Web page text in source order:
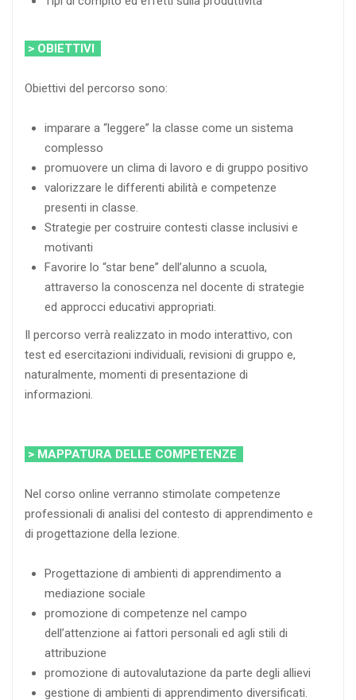
> OBIETTIVI
Obiettivi del percorso sono:
imparare a “leggere” la classe come un sistema
complesso
promuovere un clima di lavoro e di gruppo positivo
valorizzare le differenti abilità e competenze
presenti in classe.
Strategie per costruire contesti classe inclusivi e
motivanti
Favorire lo “star bene” dell’alunno a scuola,
attraverso la conoscenza nel docente di strategie
ed approcci educativi appropriati.
Il percorso verrà realizzato in modo interattivo, con
test ed esercitazioni individuali, revisioni di gruppo e,
naturalmente, momenti di presentazione di
informazioni.
> MAPPATURA DELLE COMPETENZE
Nel corso online verranno stimolate competenze
professionali di analisi del contesto di apprendimento e
di progettazione della lezione.
Progettazione di ambienti di apprendimento a
mediazione sociale
promozione di competenze nel campo
dell’attenzione ai fattori personali ed agli stili di
attribuzione
promozione di autovalutazione da parte degli allievi
gestione di ambienti di apprendimento diversificati.